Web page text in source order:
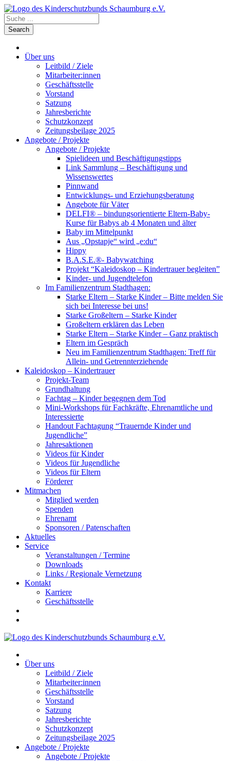
Über uns
Leitbild / Ziele
Mitarbeiter:innen
Geschäftsstelle
Vorstand
Satzung
Jahresberichte
Schutzkonzept
Zeitungsbeilage 2025
Angebote / Projekte
Angebote / Projekte
Spielideen und Beschäftigungstipps
Link Sammlung – Beschäftigung und
Wissenswertes
Pinnwand
Entwicklungs- und Erziehungsberatung
Angebote für Väter
DELFI® – bindungsorientierte Eltern-Baby-
Kurse für Babys ab 4 Monaten und älter
Baby im Mittelpunkt
Aus „Opstapje“ wird „e:du“
Hippy
B.A.S.E.®- Babywatching
Projekt “Kaleidoskop – Kindertrauer begleiten”
Kinder- und Jugendtelefon
Im Familienzentrum Stadthagen:
Starke Eltern – Starke Kinder – Bitte melden Sie
sich bei Interesse bei uns!
Starke Großeltern – Starke Kinder
Großeltern erklären das Leben
Starke Eltern – Starke Kinder – Ganz praktisch
Eltern im Gespräch
Neu im Familienzentrum Stadthagen: Treff für
Allein- und Getrennterziehende
Kaleidoskop – Kindertrauer
Projekt-Team
Grundhaltung
Fachtag – Kinder begegnen dem Tod
Mini-Workshops für Fachkräfte, Ehrenamtliche und
Interessierte
Handout Fachtagung “Trauernde Kinder und
Jugendliche”
Jahresaktionen
Videos für Kinder
Videos für Jugendliche
Videos für Eltern
Förderer
Mitmachen
Mitglied werden
Spenden
Ehrenamt
Sponsoren / Patenschaften
Aktuelles
Service
Veranstaltungen / Termine
Downloads
Links / Regionale Vernetzung
Kontakt
Karriere
Geschäftsstelle
Über uns
Leitbild / Ziele
Mitarbeiter:innen
Geschäftsstelle
Vorstand
Satzung
Jahresberichte
Schutzkonzept
Zeitungsbeilage 2025
Angebote / Projekte
Angebote / Projekte